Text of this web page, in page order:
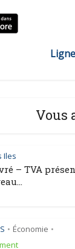
Vous
Iles
– TVA
• Économie •